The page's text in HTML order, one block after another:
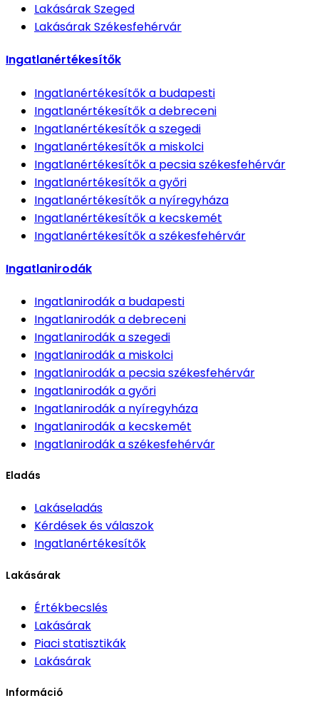
LakásárakSzeged
LakásárakSzékesfehérvár
Ingatlanértékesítők
Ingatlanértékesítőka budapesti
Ingatlanértékesítőka debreceni
Ingatlanértékesítőka szegedi
Ingatlanértékesítőka miskolci
Ingatlanértékesítőka pecsia székesfehérvár
Ingatlanértékesítőka győri
Ingatlanértékesítőka nyíregyháza
Ingatlanértékesítőka kecskemét
Ingatlanértékesítőka székesfehérvár
Ingatlanirodák
Ingatlanirodáka budapesti
Ingatlanirodáka debreceni
Ingatlanirodáka szegedi
Ingatlanirodáka miskolci
Ingatlanirodáka pecsia székesfehérvár
Ingatlanirodáka győri
Ingatlanirodáka nyíregyháza
Ingatlanirodáka kecskemét
Ingatlanirodáka székesfehérvár
Eladás
Lakáseladás
Kérdések és válaszok
Ingatlanértékesítők
Lakásárak
Értékbecslés
Lakásárak
Piaci statisztikák
Lakásárak
Információ